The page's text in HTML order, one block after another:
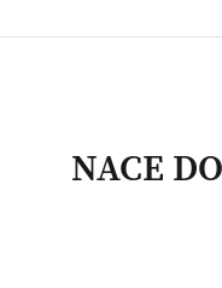
NACE